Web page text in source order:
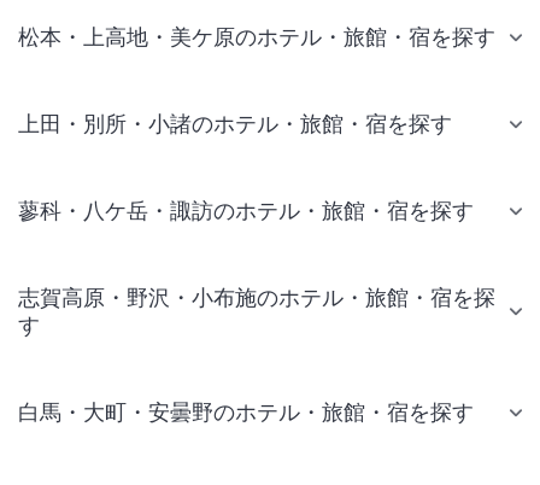
松本・上高地・美ケ原のホテル・旅館・宿を探す
上田・別所・小諸のホテル・旅館・宿を探す
蓼科・八ケ岳・諏訪のホテル・旅館・宿を探す
志賀高原・野沢・小布施のホテル・旅館・宿を探
す
白馬・大町・安曇野のホテル・旅館・宿を探す